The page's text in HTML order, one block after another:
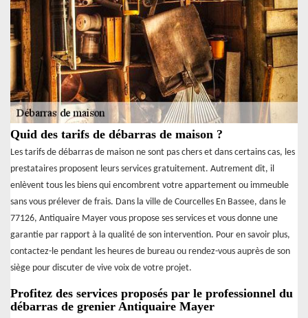
Quid des tarifs de débarras de maison ?
Les tarifs de débarras de maison ne sont pas chers et dans certains cas, les
prestataires proposent leurs services gratuitement. Autrement dit, il
enlèvent tous les biens qui encombrent votre appartement ou immeuble
sans vous prélever de frais. Dans la ville de Courcelles En Bassee, dans le
77126, Antiquaire Mayer vous propose ses services et vous donne une
garantie par rapport à la qualité de son intervention. Pour en savoir plus,
contactez-le pendant les heures de bureau ou rendez-vous auprès de son
siège pour discuter de vive voix de votre projet.
Profitez des services proposés par le professionnel du
débarras de grenier Antiquaire Mayer